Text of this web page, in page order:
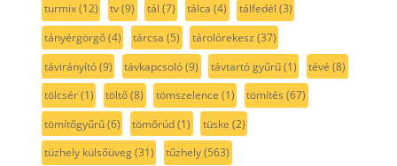
turmix(12) tv(9) tál (7) tálca (4) tálfedél (3)
tányérgörgő(4) tárcsa (5) tárolórekesz (37)
távirányító(9) távkapcsoló(9) távtartó gyűrű(1) tévé (8)
tölcsér(1) töltő(8) tömszelence (1) tömítés (67)
tömítőgyűrű(6) tömőrúd(1) tüske (2)
tüzhely külsőüveg(31) tűzhely(563)